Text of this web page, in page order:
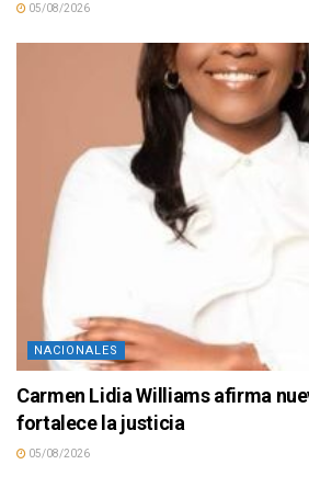
05/08/2026
NACIONALES
Carmen Lidia Williams afirma
fortalece la justicia
05/08/2026